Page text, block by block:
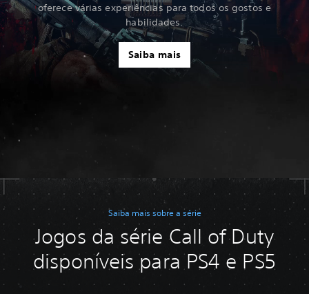
oferece várias experiências para todos os gostos e
habilidades.
Saiba mais
Saiba mais sobre a série
Jogos da série Call of Duty
disponíveis para PS4 e PS5